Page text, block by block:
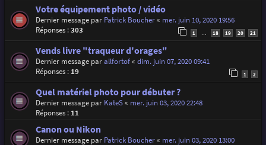
Votre équipement photo / vidéo
Dernier message par Patrick Boucher« mer. juin 10, 2020 19:56
Réponses :303 1 18 19 20 21
Vends livre "traqueur d'orages"
Dernier message parallfortof« dim. juin 07, 2020 09:41
Réponses : 19 1 2
Quel matériel photo pour débuter ?
Dernier message par KateS« mer. juin 03, 2020 22:48
Réponses : 11
Canon ou Nikon
Dernier message par Patrick Boucher« mer. juin 03, 2020 13:00